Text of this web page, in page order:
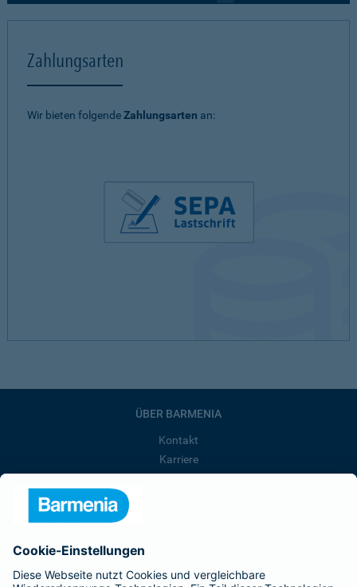
Zahlungsarten
Wir bieten folgendeZahlungsarten an:
ÜBER BARMENIA
Kontakt
Karriere
Barmenia ist Teil der BarmeniaGothaer